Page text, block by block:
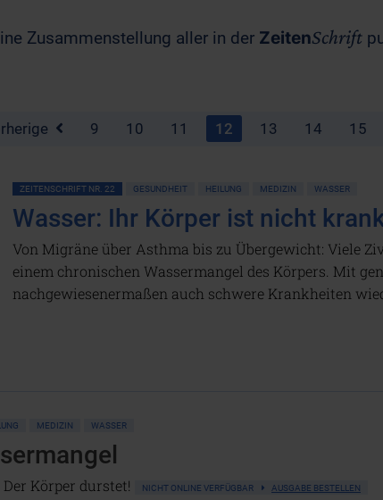
Zusammenstellung aller in der ZeitenSchrift
9 10 11 12 13 14 15
ZEITENSCHRIFT NR. 22 GESUNDHEIT HEILUNG MEDIZIN WASSER
Wasser: Ihr Körper ist nicht
Von Migräne über Asthma bis zu Übergewicht: Viele
einem chronischen Wassermangel des Körpers. Mit
nachgewiesenermaßen auch schwere Krankheiten
MEDIZIN WASSER
Körper durstet! NICHT ONLINE VERFÜGBAR AUSGABE BESTELLEN